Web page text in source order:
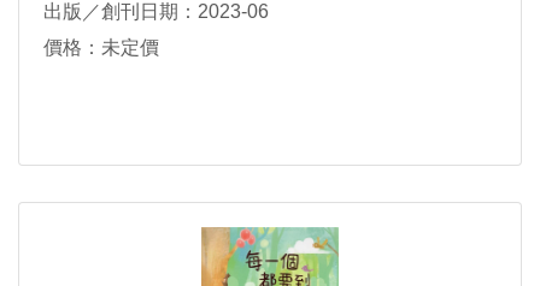
出版／創刊日期：2023-06
價格：未定價